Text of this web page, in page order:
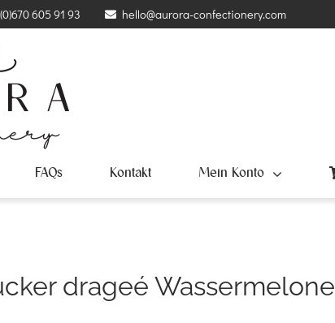
605 91 93 hello@aurora-confectionery.com
FAQs Kontakt Mein Konto
drageé Wassermelone